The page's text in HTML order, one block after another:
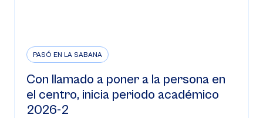
PASÓ EN LA SABANA
Con llamado a poner a la persona en
el centro, inicia periodo académico
2026-2